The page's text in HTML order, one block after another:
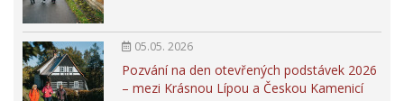
05.05. 2026
Pozvání na den otevřených podstávek 2026
– mezi Krásnou Lípou a Českou Kamenicí